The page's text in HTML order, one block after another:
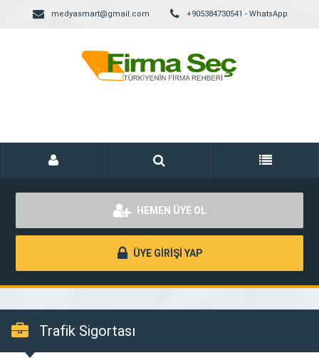
medyasmart@gmail.com +905384730541 - WhatsApp
HEMEN ÜYE OL
ÜYE GİRİŞİ YAP
Trafik Sigortası